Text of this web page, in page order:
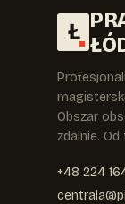
Ł
Obszar
zdalnie.
+48 224